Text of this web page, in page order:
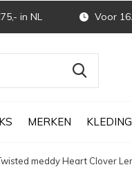
MERKEN KLEDING
in NL Voor
meddy Heart Clover